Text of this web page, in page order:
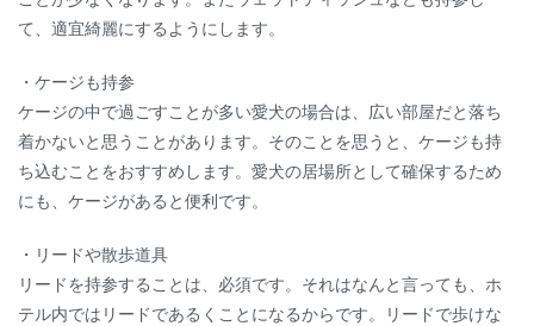
て、適宜綺麗にするようにします。
・ケージも持参
ケージの中で過ごすことが多い愛犬の場合は、広い部屋だと落ち
着かないと思うことがあります。そのことを思うと、ケージも持
ち込むことをおすすめします。愛犬の居場所として確保するため
にも、ケージがあると便利です。
・リードや散歩道具
リードを持参することは、必須です。それはなんと言っても、ホ
テル内ではリードであるくことになるからです。リードで歩けな